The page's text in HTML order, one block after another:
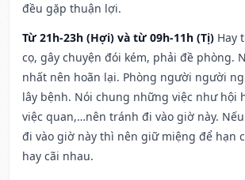
đều gặp thuận lợi.
Từ 21h-23h (Hợi) và từ 09h-11h (Tị) Hay
cọ, gây chuyện đói kém, phải đề phòng.
nhất nên hoãn lại. Phòng người người
lây bệnh. Nói chung những việc như hội
việc quan,…nên tránh đi vào giờ này.
đi vào giờ này thì nên giữ miệng để hạn
hay cãi nhau.